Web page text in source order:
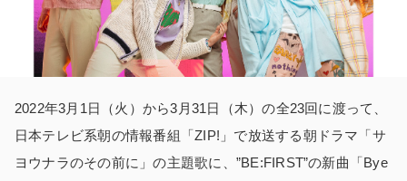
2022年3月1日（火）から3月31日（木）の全23回に渡って、
日本テレビ系朝の情報番組「ZIP!」で放送する朝ドラマ「サ
ヨウナラのその前に」の主題歌に、”BE:FIRST”の新曲「Bye